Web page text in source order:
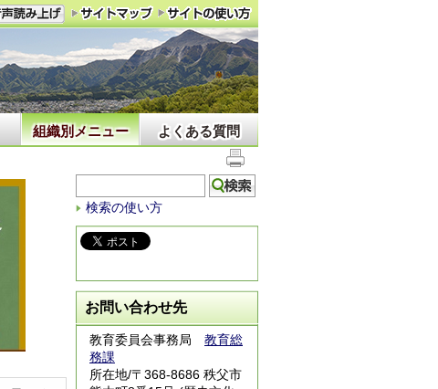
組織別メニュー よくある質問
検索の使い方
お問い合わせ先
教育委員会事務局 教育総
務課
所在地/〒368-8686 秩父市